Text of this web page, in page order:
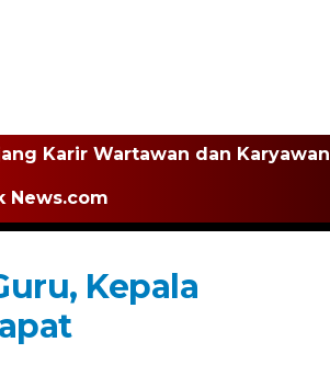
Karir Wartawan dan Karyawan
News.com
Kepala